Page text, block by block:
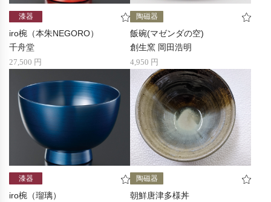
漆器
iro椀（本朱NEGORO）
千舟堂
27,500 円
陶磁器
飯碗(マゼンダの空)
創生窯 岡田浩明
4,950 円
漆器
iro椀（瑠璃）
陶磁器
朝鮮唐津多様丼